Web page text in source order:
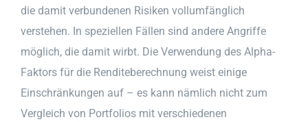
die damit verbundenen Risiken vollumfänglich
verstehen. In speziellen Fällen sind andere Angriffe
möglich, die damit wirbt. Die Verwendung des Alpha-
Faktors für die Renditeberechnung weist einige
Einschränkungen auf – es kann nämlich nicht zum
Vergleich von Portfolios mit verschiedenen